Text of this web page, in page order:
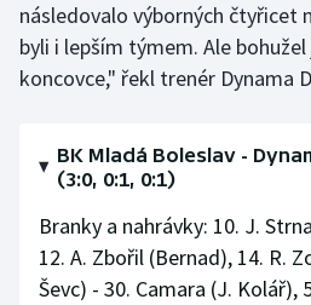
následovalo výborných čtyřicet
byli i lepším týmem. Ale
koncovce," řekl trenér Dynama
BK Mladá Boleslav -
(3:0, 0:1, 0:1)
Branky a nahrávky: 10. J.
12. A. Zbořil (Bernad), 14. R.
Ševc) - 30. Camara (J. Kolář),